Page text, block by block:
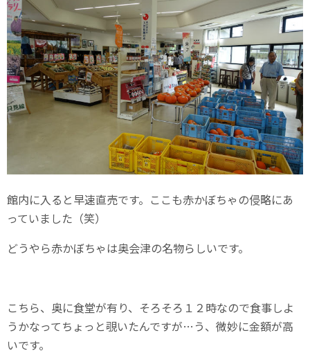
館内に入ると早速直売です。ここも赤かぼちゃの侵略にあ
っていました（笑）
どうやら赤かぼちゃは奥会津の名物らしいです。
こちら、奥に食堂が有り、そろそろ１２時なので食事しよ
うかなってちょっと覗いたんですが…う、微妙に金額が高
いです。